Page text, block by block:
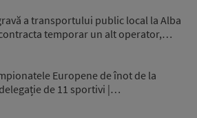
a transportului public local la Alba
temporar un alt operator,…
Europene de înot de la
de 11 sportivi |…